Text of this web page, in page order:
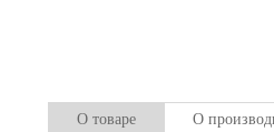
О товаре О